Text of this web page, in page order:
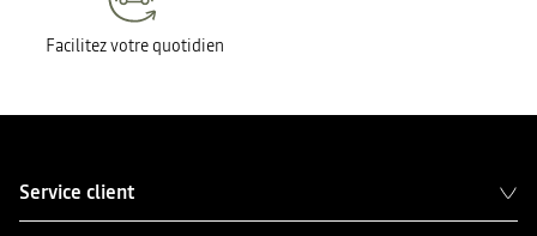
Facilitez votre quotidien
Service client